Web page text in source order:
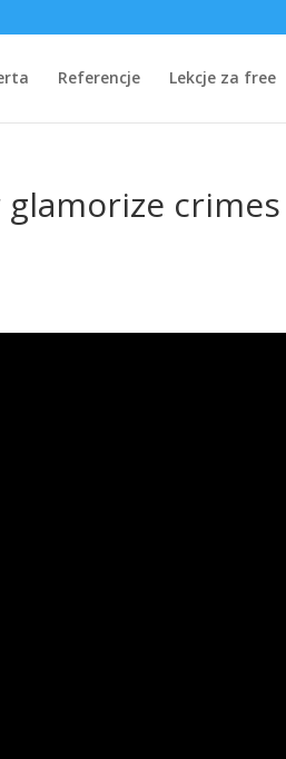
Referencje Lekcje za free